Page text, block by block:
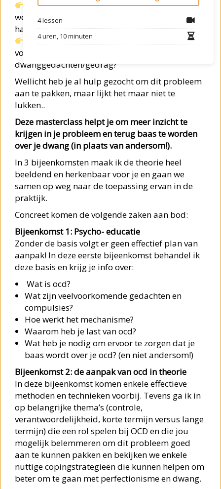
4 lessen
4 uren, 10 minuten
dat je manieren bedenkt om deze gevoelens
weg te krijgen en vervolgens ‘vastzit’ aan deze
handelingen?
dat er misschien wel uren in je dag kunnen
voorbijgaan terwijl jij vasthangt in je
dwanggedachten/gedrag?
Wellicht heb je al hulp gezocht om dit probleem
aan te pakken, maar lijkt het maar niet te
lukken..
Deze masterclass helpt je om meer inzicht te
krijgen in je probleem en terug baas te worden
over je dwang (in plaats van andersom!).
In 3 bijeenkomsten maak ik de theorie heel
beeldend en herkenbaar voor je en gaan we
samen op weg naar de toepassing ervan in de
praktijk.
Concreet komen de volgende zaken aan bod:
Bijeenkomst 1: Psycho- educatie
Zonder de basis volgt er geen effectief plan van
aanpak! In deze eerste bijeenkomst behandel ik
deze basis en krijg je info over:
Wat is ocd?
Wat zijn veelvoorkomende gedachten en
compulsies?​​​​​​​
Hoe werkt het mechanisme?
Waarom heb je last van ocd?
Wat heb je nodig om ervoor te zorgen dat je
baas wordt over je ocd? (en niet andersom!)
Bijeenkomst 2: de aanpak van ocd in theorie
​​​​​​​In deze bijeenkomst komen enkele effectieve
methoden en technieken voorbij. Tevens ga ik in
op belangrijke thema’s (controle,
verantwoordelijkheid, korte termijn versus lange
termijn) die een rol spelen bij OCD en die jou
mogelijk belemmeren om dit probleem goed
aan te kunnen pakken en bekijken we enkele
nuttige copingstrategieën die kunnen helpen om
beter om te gaan met perfectionisme en dwang.